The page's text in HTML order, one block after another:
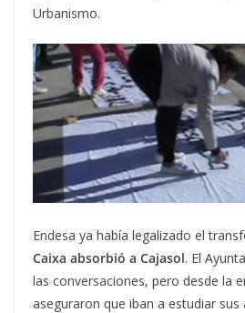
Urbanismo.
Endesa ya había legalizado el
Caixa absorbió a Cajasol. El
las conversaciones, pero desde la
aseguraron que iban a estudiar